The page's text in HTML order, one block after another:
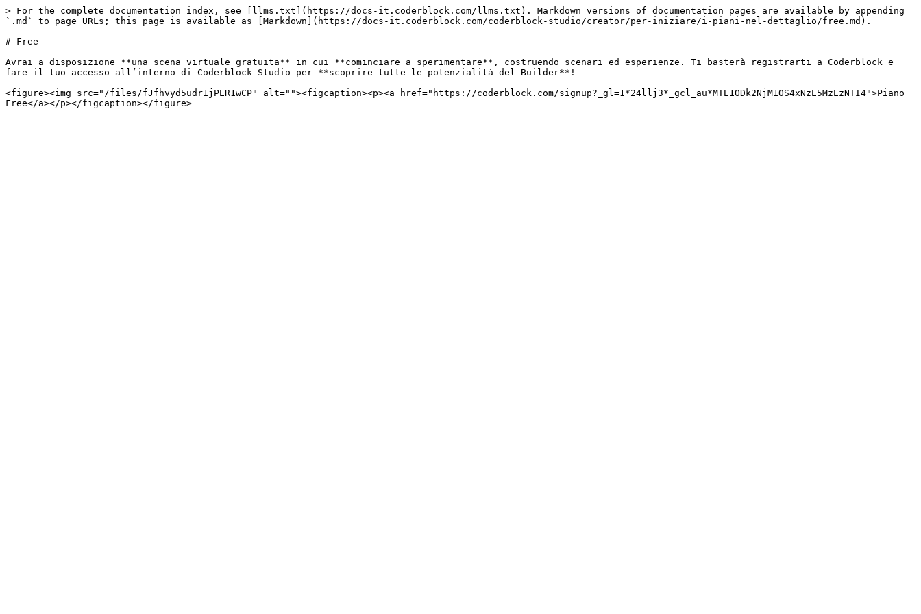
> For the complete documentation index, see [llms.txt](https://docs-it.coderblock.com/llms.txt). Markdown versions of documentation pages are available by appending
`.md` to page URLs; this page is available as [Markdown](https://docs-it.coderblock.com/coderblock-studio/creator/per-iniziare/i-piani-nel-dettaglio/free.md).
# Free
Avrai a disposizione **una scena virtuale gratuita** in cui **cominciare a sperimentare**, costruendo scenari ed esperienze. Ti basterà registrarti a Coderblock e
fare il tuo accesso all’interno di Coderblock Studio per **scoprire tutte le potenzialità del Builder**!
<figure><img src="/files/fJfhvyd5udr1jPER1wCP" alt=""><figcaption><p><a href="https://coderblock.com/signup?_gl=1*24llj3*_gcl_au*MTE1ODk2NjM1OS4xNzE5MzEzNTI4">Piano